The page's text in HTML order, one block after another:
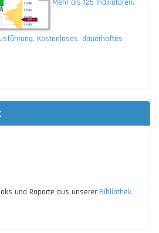
Kostenloses, dauerhaftes
und Raporte aus unserer Bibliothek